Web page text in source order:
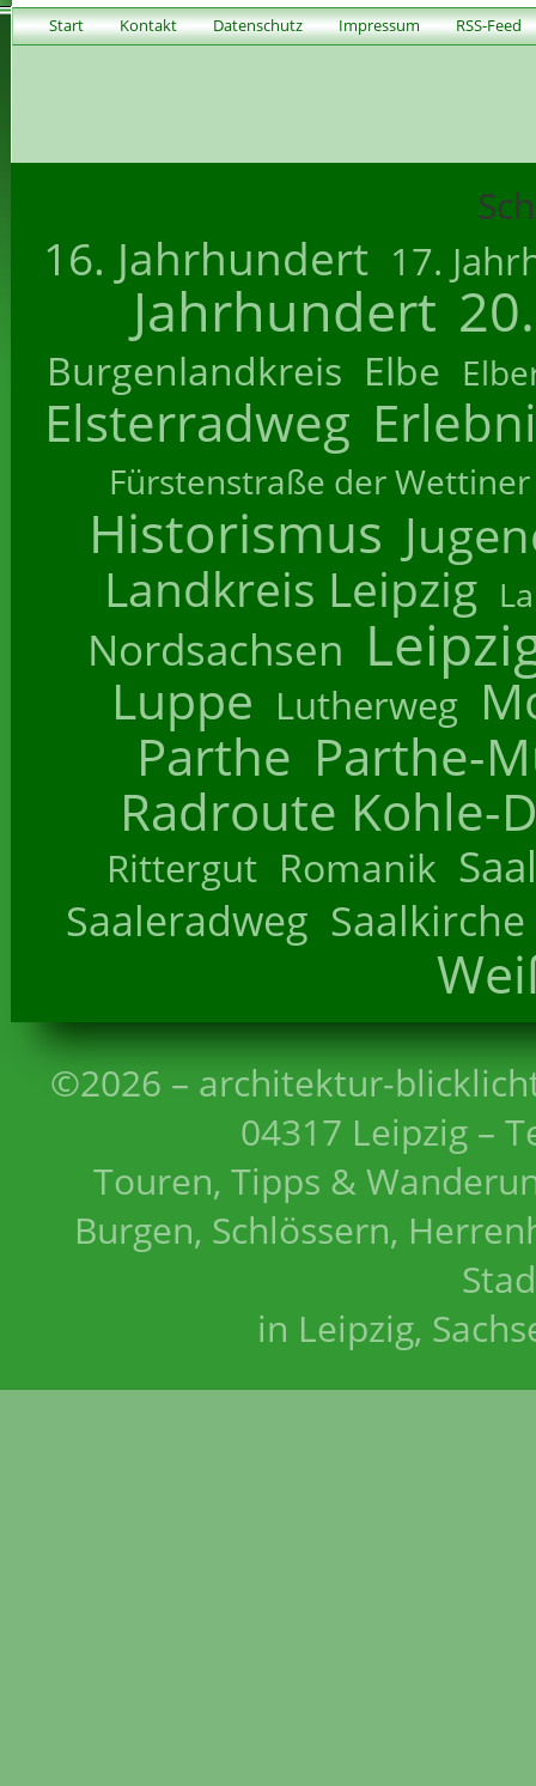
Start Kontakt Datenschutz Impressum RSS-Feed
16. Jahrhundert 17.
Jahrhundert
Burgenlandkreis Elbe
Elsterradweg
Fürstenstraße der Wettiner
Historismus
Landkreis Leipzig
Nordsachsen
Luppe Lutherweg
Parthe Parthe-
Radroute Kohle-
Rittergut Romanik
Saaleradweg Saalkirche
©2026 – architektur-
04317 Leipzig –
Touren, Tipps &
Burgen, Schlössern,
in Leipzig,